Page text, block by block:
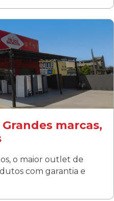
Curitiba –PR
às 19h00
marcas,
o maior outlet de
com garantia e